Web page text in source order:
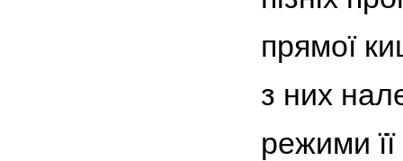
прямої
з них
режими